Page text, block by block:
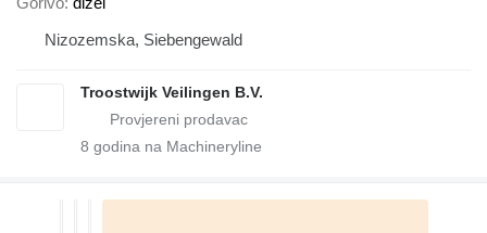
Nizozemska, Siebengewald
Troostwijk Veilingen B.V.
8 godina na Machineryline